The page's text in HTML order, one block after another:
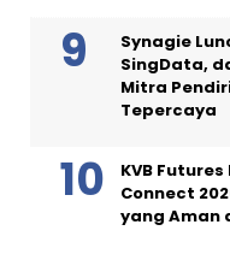
Synagie
SingData,
Mitra
Tepercaya
KVB
Connect
yang Aman